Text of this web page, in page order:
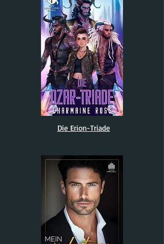
Die Erion-Triade